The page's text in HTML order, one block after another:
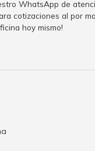
WhatsApp de
cotizaciones al por
hoy mismo!